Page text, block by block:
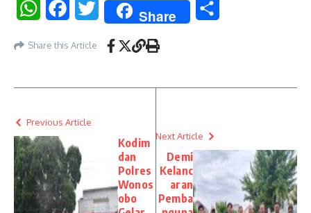
WhatsAppFacebookTwitter Share
Share this Article
Previous Article
Kodim
dan
Polres
Wonos
obo
Next Article
Demi
Kelanc
aran
Pemba